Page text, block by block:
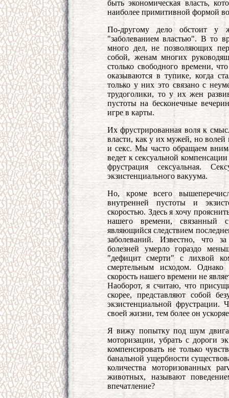
быть экономическая власть,
наиболее примитивной формой
По-другому дело обстоит у
"заболеванием властью". В то
много дел, не позволяющих
собой, женам многих
столько свободного времени,
оказываются в тупике, когда
только у них это связано с
трудоголики, то у их жен
пустоты на бесконечные
игре в карты.
Их фрустрированная воля к
власти, как у их мужей, но волей
и секс. Мы часто обращаем
ведет к сексуальной
фрустрация сексуальная.
экзистенциального вакуума.
Но, кроме всего
внутренней пустоты и
скоростью. Здесь я хочу
нашего времени, связанный
являющийся следствием
заболеваний. Известно, что
болезней умерло гораздо
"дефицит смерти" с лихвой
смертельным исходом. Однако
скорость нашего времени не
Наоборот, я считаю, что
скорее, представляют собой
экзистенциальной фрустрации.
своей жизни, тем более он
Я вижу попытку под шум
моторизации, убрать с дороги
компенсировать не только
банальной ущербности
количества моторизованных
животных, называют
впечатление?